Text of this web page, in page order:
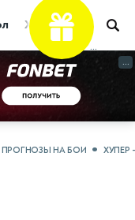
Хоккей Теннис
Фрибет
...
...
ПРОГНОЗЫ НА БОИ ХУПЕР